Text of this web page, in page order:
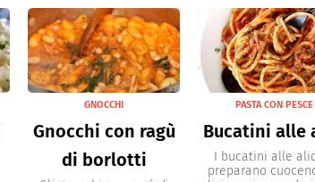
GNOCCHI
Gnocchi con ragù
di borlotti
PASTA CON PESCE
Bucatini alle
I bucatini alle
preparano